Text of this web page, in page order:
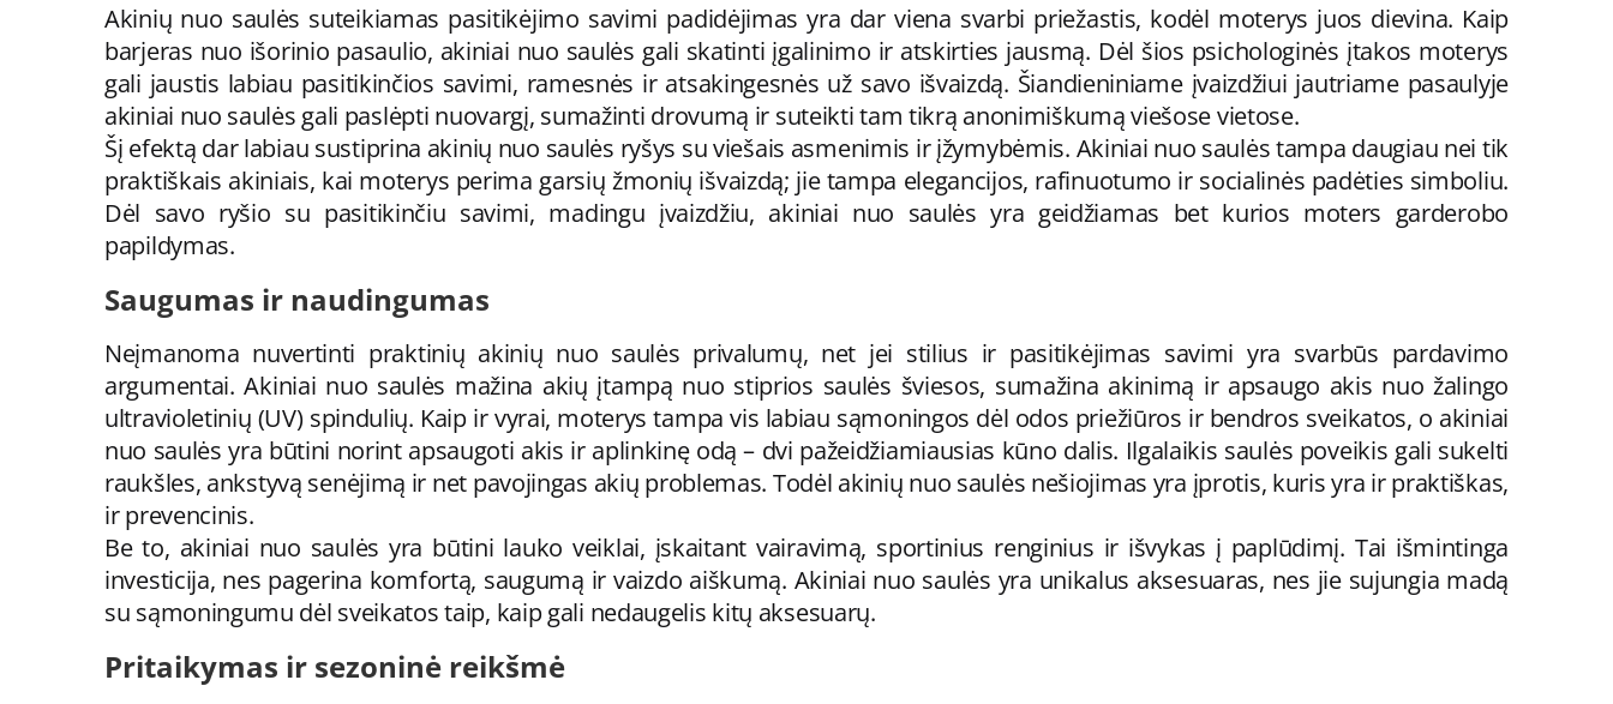
Akinių nuo saulės suteikiamas pasitikėjimo savimi padidėjimas yra dar viena svarbi priežastis, kodėl moterys juos dievina. Kaip
barjeras nuo išorinio pasaulio, akiniai nuo saulės gali skatinti įgalinimo ir atskirties jausmą. Dėl šios psichologinės įtakos moterys
gali jaustis labiau pasitikinčios savimi, ramesnės ir atsakingesnės už savo išvaizdą. Šiandieniniame įvaizdžiui jautriame pasaulyje
akiniai nuo saulės gali paslėpti nuovargį, sumažinti drovumą ir suteikti tam tikrą anonimiškumą viešose vietose.
Šį efektą dar labiau sustiprina akinių nuo saulės ryšys su viešais asmenimis ir įžymybėmis. Akiniai nuo saulės tampa daugiau nei tik
praktiškais akiniais, kai moterys perima garsių žmonių išvaizdą; jie tampa elegancijos, rafinuotumo ir socialinės padėties simboliu.
Dėl savo ryšio su pasitikinčiu savimi, madingu įvaizdžiu, akiniai nuo saulės yra geidžiamas bet kurios moters garderobo
papildymas.
Saugumas ir naudingumas
Neįmanoma nuvertinti praktinių akinių nuo saulės privalumų, net jei stilius ir pasitikėjimas savimi yra svarbūs pardavimo
argumentai. Akiniai nuo saulės mažina akių įtampą nuo stiprios saulės šviesos, sumažina akinimą ir apsaugo akis nuo žalingo
ultravioletinių (UV) spindulių. Kaip ir vyrai, moterys tampa vis labiau sąmoningos dėl odos priežiūros ir bendros sveikatos, o akiniai
nuo saulės yra būtini norint apsaugoti akis ir aplinkinę odą – dvi pažeidžiamiausias kūno dalis. Ilgalaikis saulės poveikis gali sukelti
raukšles, ankstyvą senėjimą ir net pavojingas akių problemas. Todėl akinių nuo saulės nešiojimas yra įprotis, kuris yra ir praktiškas,
ir prevencinis.
Be to, akiniai nuo saulės yra būtini lauko veiklai, įskaitant vairavimą, sportinius renginius ir išvykas į paplūdimį. Tai išmintinga
investicija, nes pagerina komfortą, saugumą ir vaizdo aiškumą. Akiniai nuo saulės yra unikalus aksesuaras, nes jie sujungia madą
su sąmoningumu dėl sveikatos taip, kaip gali nedaugelis kitų aksesuarų.
Pritaikymas ir sezoninė reikšmė